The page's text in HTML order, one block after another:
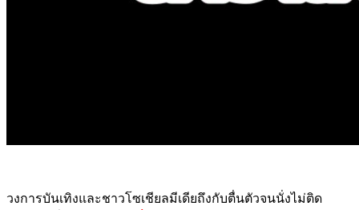
วงการบันเทิงและชาวโซเชียลมีเดียถึงกับตื่นตัวจนนั่งไม่ติด